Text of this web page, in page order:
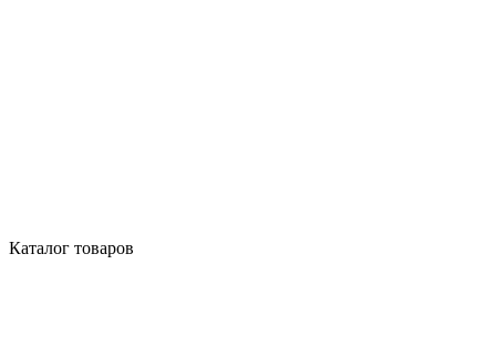
Каталог товаров